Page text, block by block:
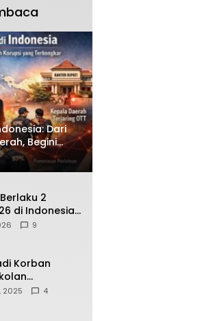
Dari
Begini
2
di Indonesia,
bagi
9
Korban
BBM
2025 4